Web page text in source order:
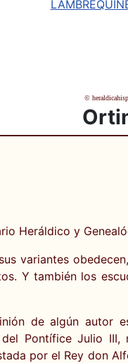
©
Heráldico y
variantes
Y también los
de algún
Pontífice Julio
por el Rey don